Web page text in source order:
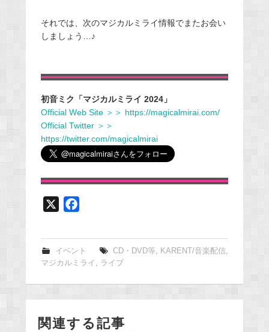
それでは、次のマジカルミライ情報でまたお会い
しましょう…♪
初音ミク「マジカルミライ 2024」
Official Web Site ＞＞ https://magicalmirai.com/
Official Twitter ＞＞
https://twitter.com/magicalmirai
e
b
o
o
イベント CD・DVD等, KARENT/音楽配信,
マジカルミライ , ライブ
関連する記事